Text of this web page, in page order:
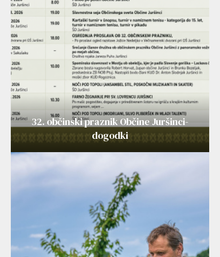
32. občinski praznik Občine Juršinci-
dogodki